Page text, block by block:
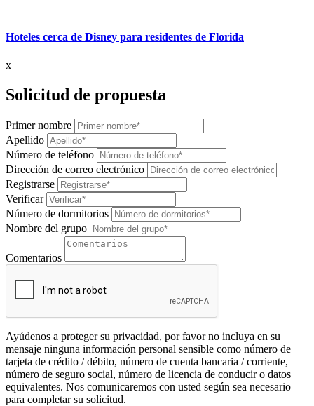
Hoteles cerca de Disney para residentes de Florida
x
Solicitud de propuesta
Primer nombre
Apellido
Número de teléfono
Dirección de correo electrónico
Registrarse
Verificar
Número de dormitorios
Nombre del grupo
Comentarios
Ayúdenos a proteger su privacidad, por favor no incluya en su
mensaje ninguna información personal sensible como número de
tarjeta de crédito / débito, número de cuenta bancaria / corriente,
número de seguro social, número de licencia de conducir o datos
equivalentes. Nos comunicaremos con usted según sea necesario
para completar su solicitud.